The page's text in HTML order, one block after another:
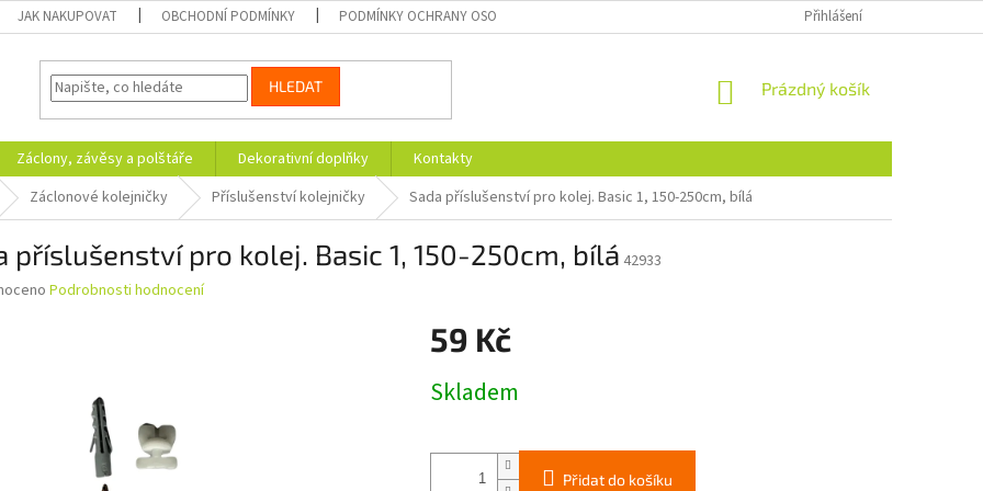
JAK NAKUPOVAT OBCHODNÍ PODMÍNKY PODMÍNKY OCHRANY OSOBNÍCH ÚDAJŮ FORMULÁŘ PRO
Přihlášení
HLEDAT
NÁKUPNÍ
Prázdný košík
Záclony, závěsy a polštáře Dekorativní doplňky
Kontakty
Záclonové kolejničky Příslušenství kolejničky Sada příslušenství pro kolej. Basic 1, 150-250cm, bílá
příslušenství pro kolej. Basic 1, 150-250cm, bílá 42933
Podrobnosti hodnocení
59 Kč
cena:
Skladem
Přidat do košíku